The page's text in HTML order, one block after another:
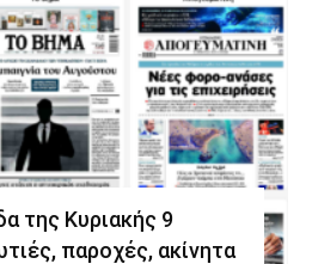
της Κυριακής 9
παροχές, ακίνητα